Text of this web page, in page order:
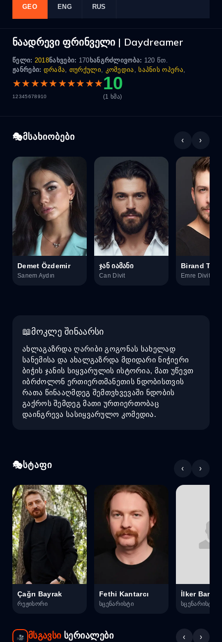
GEO ENG RUS
ნაადრევი ფრინველი | Daydreamer
წელი: 2018ნახვები: 170ხანგრძლივობა: 120 წთ.
ჟანრები: დრამა, თურქული, კომედია ,საპნის ოპერა,
★★★★★★★★★★
12345678910
10
(1 ხმა)
მსახიობები ‹ ›
Demet Özdemir
Sanem Aydın
ჯან იამანი
Can Divit
Birand
Emre Divit
მოკლე შინაარსი
ახლაგაზრდა ღარიბი გოგონას სახელად
სანემისა და ახალგაზრდა მდიდარი ნიჭიერი
ბიჭის ჯანის სიყვარულის ისტორია, მათ უწევთ
იბრძოლონ ერთიერთმანეთის ნდობისთვის
რათა წინააღმდეგ შემთვხვევაში ნდობის
გაქროს შემდეგ მათი ურთიერთობაც
დაინგრევა სასიყვარულო კომედია.
სტაფი ‹ ›
Çağrı Bayrak
რეჟისორი
Fethi Kantarcı
სცენარისტი
İlker Barış
სცენარისტი
მსგავსისერიალები ‹ ›